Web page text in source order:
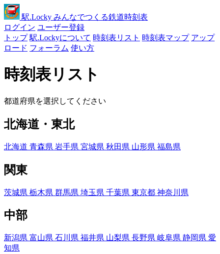
駅.Locky みんなでつくる鉄道時刻表
ログイン ユーザー登録
トップ 駅.Lockyについて 時刻表リスト 時刻表マップ アップ
ロード フォーラム 使い方
時刻表リスト
都道府県を選択してください
北海道・東北
北海道 青森県 岩手県 宮城県 秋田県 山形県 福島県
関東
茨城県 栃木県 群馬県 埼玉県 千葉県 東京都 神奈川県
中部
新潟県 富山県 石川県 福井県 山梨県 長野県 岐阜県 静岡県 愛
知県